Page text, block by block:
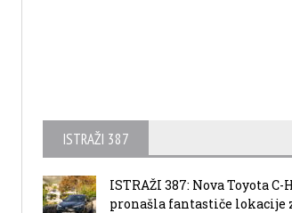
ISTRAŽI 387
ISTRAŽI 387: Nova Toyota C-
pronašla fantastiče lokacije